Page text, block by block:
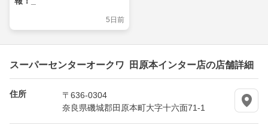
5日前
スーパーセンターオークワ 田原本インター店の店舗詳細
住所
〒636-0304
奈良県磯城郡田原本町大字十六面71-1